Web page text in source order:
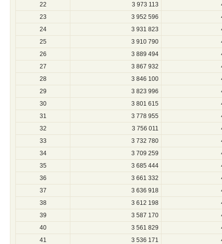
22
3 973 113
23
3 952 596
24
3 931 823
25
3 910 790
26
3 889 494
27
3 867 932
28
3 846 100
29
3 823 996
30
3 801 615
31
3 778 955
32
3 756 011
33
3 732 780
34
3 709 259
35
3 685 444
36
3 661 332
37
3 636 918
38
3 612 198
39
3 587 170
40
3 561 829
41
3 536 171